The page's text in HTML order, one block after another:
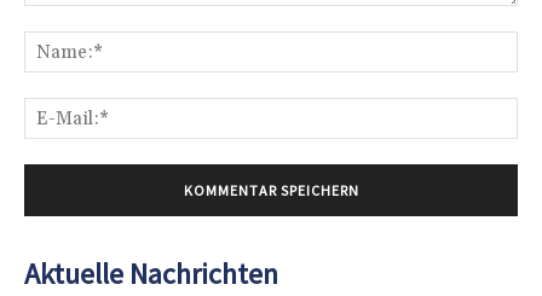
Aktuelle Nachrichten